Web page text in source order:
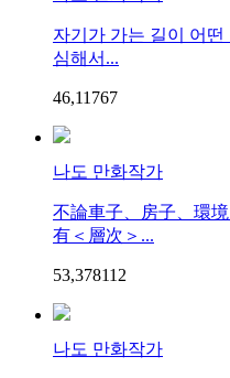
자기가 가는 길이 어
심해서...
46,11767
나도 만화작가
不論車子、房子、環
有＜層次＞...
53,37811 2
나도 만화작가